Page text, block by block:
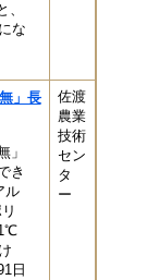
な
」長
」
き
ル
日
佐渡
農業
技術
セン
タ
ー